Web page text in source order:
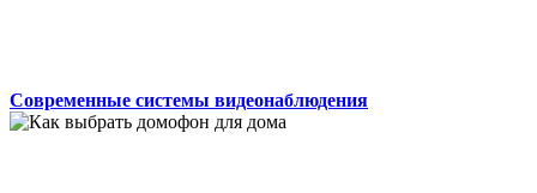
Современные системы видеонаблюдения